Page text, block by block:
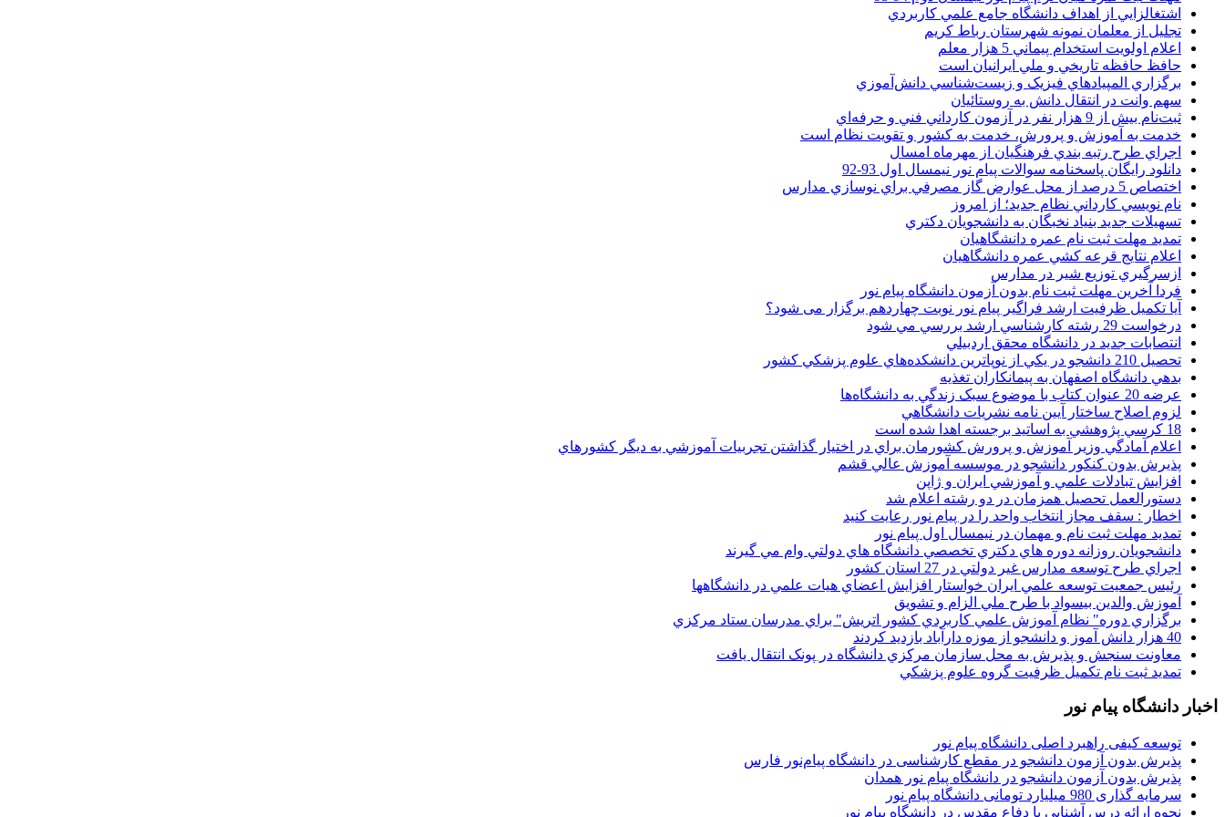
اشتغالزايي از اهداف دانشگاه جامع علمي کاربردي
تجليل از معلمان نمونه شهرستان رباط کريم
اعلام اولويت استخدام پيماني 5 هزار معلم
حافظ حافظه تاريخي و ملي ايرانيان است
برگزاري المپيادهاي فيزيک و زيست‌شناسي دانش‌آموزي
سهم وانت در انتقال دانش به روستائيان
ثبت‌نام بيش از 9 هزار نفر در آزمون کارداني فني و حرفه‌اي
خدمت به آموزش و پرورش، خدمت به کشور و تقويت نظام است
اجراي طرح رتبه بندي فرهنگيان از مهرماه امسال
دانلود رایگان پاسخنامه سوالات پیام نور نیمسال اول 93-92
اختصاص 5 درصد از محل عوارض گاز مصرفي براي نوسازي مدارس
نام نويسي کارداني نظام جديد؛ از امروز
تسهيلات جديد بنياد نخبگان به دانشجويان دکتري
تمديد مهلت ثبت نام عمره دانشگاهيان
اعلام نتايج قرعه کشي عمره دانشگاهيان
ازسرگيري توزيع شير در مدارس
فردا آخرین مهلت ثبت نام بدون آزمون دانشگاه پیام نور
آیا تکمیل ظرفیت ارشد فراگیر پیام نور نوبت چهاردهم برگزار می شود؟
درخواست 29 رشته کارشناسي ارشد بررسي مي شود
انتصابات جديد در دانشگاه محقق اردبيلي
تحصيل 210 دانشجو در يکي از نوپاترين دانشکده‌هاي علوم پزشکي کشور
بدهي دانشگاه اصفهان به پيمانکاران تغذيه
عرضه 20 عنوان کتاب با موضوع سبک زندگي به دانشگاه‌ها
لزوم اصلاح ساختار آيين نامه نشريات دانشگاهي
18 کرسي پژوهشي به اساتيد برجسته اهدا شده است
اعلام آمادگي وزير آموزش و پرورش کشورمان براي در اختيار گذاشتن تجربيات آموزشي به ديگر کشورهاي
پذيرش بدون کنکور دانشجو در موسسه آموزش عالي قشم
افزايش تبادلات علمي و آموزشي ايران و ژاپن
دستورالعمل تحصیل همزمان در دو رشته اعلام شد
اخطار : سقف مجاز انتخاب واحد را در پیام نور رعایت کنید
تمدید مهلت ثبت نام و مهمان در نیمسال اول پیام نور
دانشجويان روزانه دوره هاي دكتري تخصصي دانشگاه هاي دولتي وام مي گيرند
اجراي طرح توسعه مدارس غير دولتي در 27 استان کشور
رئيس جمعيت توسعه علمي ايران خواستار افزايش اعضاي هيات علمي در دانشگاهها
آموزش والدين بيسواد با طرح ملي الزام و تشويق
برگزاري دوره" نظام آموزش علمي كاربردي كشور اتريش" براي مدرسان ستاد مرکزي
40 هزار دانش آموز و دانشجو از موزه دارآباد بازديد کردند
معاونت سنجش و پذيرش به محل سازمان مرکزي دانشگاه در پونک انتقال يافت
تمديد ثبت نام تکميل ظرفيت گروه علوم پزشکي
اخبار دانشگاه پیام نور
توسعه کیفی راهبرد اصلی دانشگاه پیام نور
پذیرش بدون آزمون دانشجو در مقطع کارشناسی در دانشگاه پیام‌نور فارس
پذیرش بدون آزمون دانشجو در دانشگاه پیام نور همدان
سرمایه گذاری 980 میلیارد تومانی دانشگاه پیام نور
نحوه ارائه درس آشنایی با دفاع مقدس در دانشگاه پیام نور